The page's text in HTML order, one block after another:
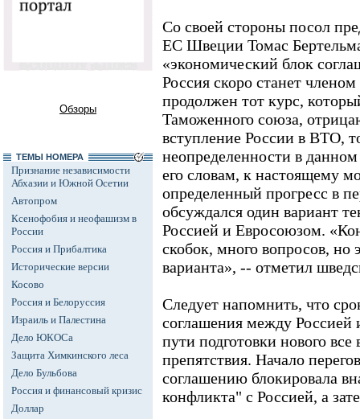
Обзоры
ТЕМЫ НОМЕРА
Признание независимости
Абхазии и Южной Осетии
Автопром
Ксенофобия и неофашизм в
России
Россия и Прибалтика
Исторические версии
Косово
Россия и Белоруссия
Израиль и Палестина
Дело ЮКОСа
Защита Химкинского леса
Дело Бульбова
Россия и финансовый кризис
Доллар
Со своей стороны посол
ЕС Швеции Томас
«экономический блок
Россия скоро станет
продолжен тот курс,
Таможенного союза,
вступление России в ВТО,
неопределенности в
его словам, к настоящему
определенный прогресс в
обсуждался один вариант
Россией и Евросоюзом.
скобок, много вопросов, но
варианта», -- отметил
Следует напомнить, что
соглашения между Россией
пути подготовки нового
препятствия. Начало
соглашению блокировала
конфликта" с Россией, а